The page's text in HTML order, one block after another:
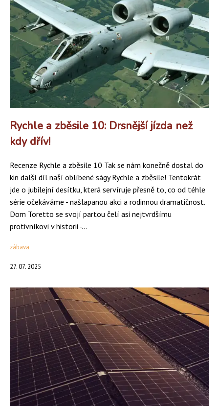
Rychle a zběsile 10: Drsnější jízda než
kdy dřív!
Recenze Rychle a zběsile 10 Tak se nám konečně dostal do
kin další díl naší oblíbené ságy Rychle a zběsile! Tentokrát
jde o jubilejní desítku, která servíruje přesně to, co od téhle
série očekáváme - našlapanou akci a rodinnou dramatičnost.
Dom Toretto se svojí partou čelí asi nejtvrdšímu
protivníkovi v historii -...
zábava
27. 07. 2025